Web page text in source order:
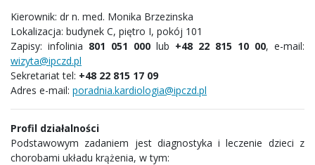
Kierownik: dr n. med. Monika Brzezinska
Lokalizacja: budynek C, piętro I, pokój 101
Zapisy: infolinia 801 051 000 lub +48 22 815 10 00, e-mail:
wizyta@ipczd.pl
Sekretariat tel: +48 22 815 17 09
Adres e-mail: poradnia.kardiologia@ipczd.pl
Profil działalności
Podstawowym zadaniem jest diagnostyka i leczenie dzieci z
chorobami układu krążenia, w tym: